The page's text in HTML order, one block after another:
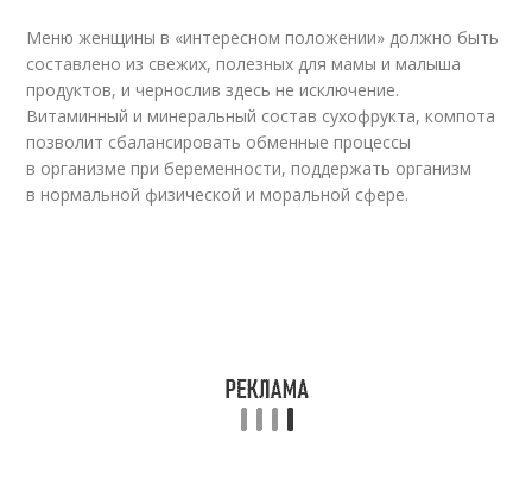
Меню женщины в «интересном положении» должно быть
составлено из свежих, полезных для мамы и малыша
продуктов, и чернослив здесь не исключение.
Витаминный и минеральный состав сухофрукта, компота
позволит сбалансировать обменные процессы
в организме при беременности, поддержать организм
в нормальной физической и моральной сфере.